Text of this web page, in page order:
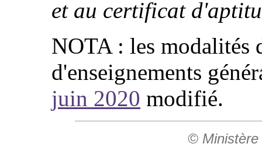
et au certificat
NOTA : les modalités
d'enseignements
juin 2020 modifié.
© Ministère